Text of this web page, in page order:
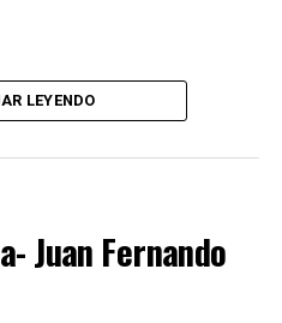
LEYENDO
Juan Fernando